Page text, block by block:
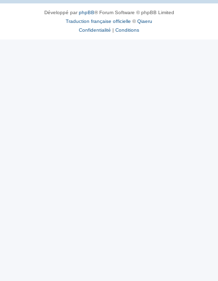
Développé parphpBB® Forum Software © phpBB Limited
Traduction française officielle ©Qiaeru
Confidentialité | Conditions